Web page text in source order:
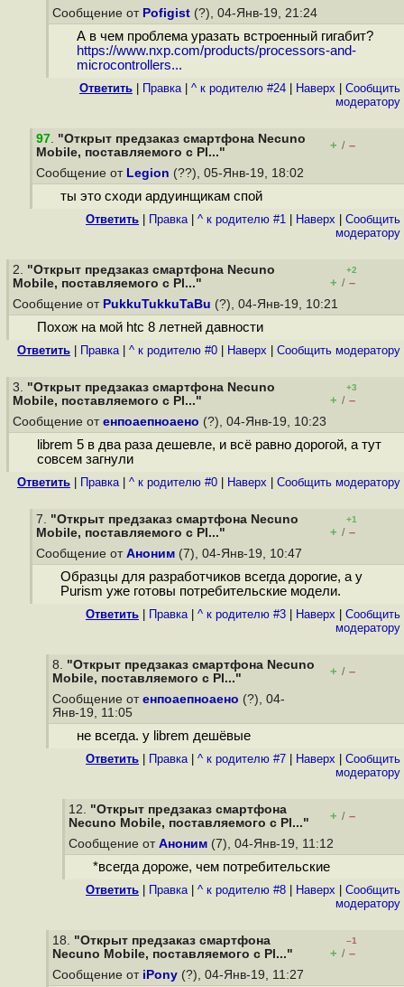
Сообщение от Pofigist (?), 04-Янв-19, 21:24
А в чем проблема уразать встроенный гигабит?
https://www.nxp.com/products/processors-and-
microcontrollers...
Ответить Правка| ^ к родителю #24 Наверх
Cообщить
модератору
97. "Открыт предзаказ смартфона Necuno
Mobile, поставляемого с Pl..."
+ / –
Сообщение от Legion (??), 05-Янв-19, 18:02
ты это сходи ардуинщикам спой
Ответить Правка| ^ к родителю #1 Наверх
Cообщить
модератору
2. "Открыт предзаказ смартфона Necuno
Mobile, поставляемого с Pl..."
+2
+ / –
Сообщение от PukkuTukkuTaBu (?), 04-Янв-19, 10:21
Похож на мой htc 8 летней давности
Ответить Правка| ^ к родителю #0 Наверх Cообщить модератору
3. "Открыт предзаказ смартфона Necuno
Mobile, поставляемого с Pl..."
+3
+ / –
Сообщение от енпоаепноаено (?), 04-Янв-19, 10:23
librem 5 в два раза дешевле, и всё равно дорогой, а тут
совсем загнули
Ответить Правка| ^ к родителю #0 Наверх Cообщить модератору
7. "Открыт предзаказ смартфона Necuno
Mobile, поставляемого с Pl..."
+1
+ / –
Сообщение от Аноним (7), 04-Янв-19, 10:47
Образцы для разработчиков всегда дорогие, а у
Purism уже готовы потребительские модели.
Ответить Правка| ^ к родителю #3 Наверх
Cообщить
модератору
8. "Открыт предзаказ смартфона Necuno
Mobile, поставляемого с Pl..."
+ / –
Сообщение от енпоаепноаено (?), 04-
Янв-19, 11:05
не всегда. у librem дешёвые
Ответить Правка| ^ к родителю #7 Наверх
Cообщить
модератору
12. "Открыт предзаказ смартфона
Necuno Mobile, поставляемого с Pl..."
+ / –
Сообщение от Аноним (7), 04-Янв-19, 11:12
*всегда дороже, чем потребительские
Ответить Правка| ^ к родителю #8 Наверх
Cообщить
модератору
18. "Открыт предзаказ смартфона
Necuno Mobile, поставляемого с Pl..."
–1
+ / –
Сообщение от iPony (?), 04-Янв-19, 11:27